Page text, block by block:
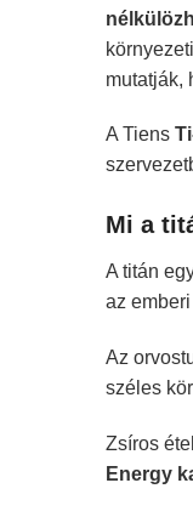
mutatják,
A Tiens
Mi a
A titán
az
Az
széles
Zsíros
Energy